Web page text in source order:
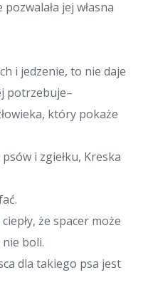
jej własna
i jedzenie, to nie daje
potrzebuje–
który pokaże
i zgiełku, Kreska
że spacer może
boli.
dla takiego psa jest